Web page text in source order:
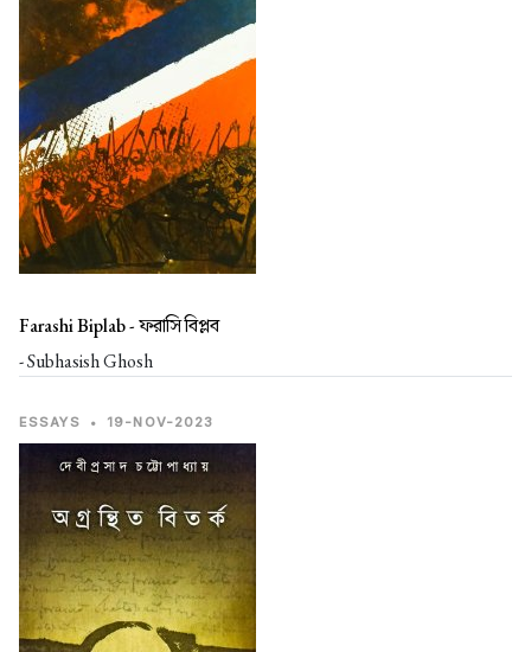
Farashi Biplab -ফরাসি বিপ্লব
- Subhasish Ghosh
ESSAYS • 19-NOV-2023